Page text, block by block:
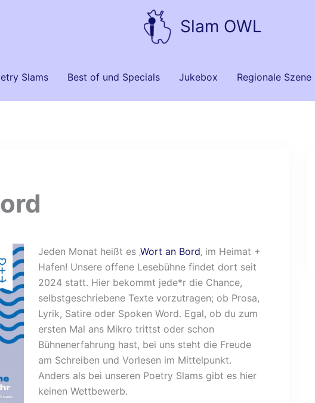
Slam OWL
Slams Best of und Specials Jukebox Regionale Szene
Jeden Monat heißt es ‚Wort an Bord‚ im Heimat +
Hafen! Unsere offene Lesebühne findet dort seit
2024 statt. Hier bekommt jede*r die Chance,
selbstgeschriebene Texte vorzutragen; ob Prosa,
Lyrik, Satire oder Spoken Word. Egal, ob du zum
ersten Mal ans Mikro trittst oder schon
Bühnenerfahrung hast, bei uns steht die Freude
am Schreiben und Vorlesen im Mittelpunkt.
Anders als bei unseren Poetry Slams gibt es hier
keinen Wettbewerb.